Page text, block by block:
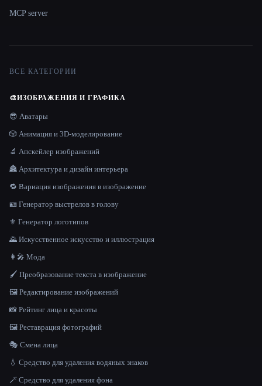
MCP server
ВСЕ КАТЕГОРИИ
🎨ИЗОБРАЖЕНИЯ И ГРАФИКА
😎 Аватары
🎲 Анимация и 3D-моделирование
🔬 Апскейлер изображений
🏯 Архитектура и дизайн интерьера
🔁 Вариация изображения в изображение
🪪 Генератор выстрелов в голову
⚜️ Генератор логотипов
🌄 Искусственное искусство и иллюстрация
👩‍🎤 Мода
🖌️ Преобразование текста в изображение
🖼️ Редактирование изображений
📸 Рейтинг лица и красоты
🖼️ Реставрация фотографий
🎭 Смена лица
💧 Средство для удаления водяных знаков
🪄 Средство для удаления фона